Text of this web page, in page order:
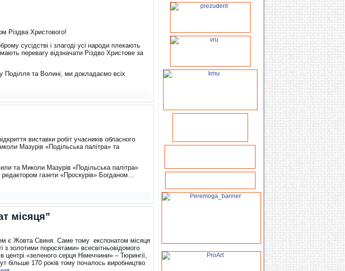
Різдва Христового!
сусідстві і злагоді усі народи плекають
перевагу відзначати Різдво Христове за
та Волині, ми докладаємо всіх
виставки робіт учасників обласного
Мазурів «Подільська палітра» та
та Миколи Мазурів «Подільська палітра»
газети «Проскурів» Богданом…
місяця”
є Жовта Свиня. Саме тому експонатом місяця
з золотими поросятами» всесвітньовідомого
«зеленого серця Німеччини» – Тюрингії,
більше 170 років тому почалось виробництво